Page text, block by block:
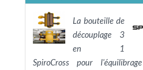
La bouteille de
découplage 3
en 1
SpiroCross pour